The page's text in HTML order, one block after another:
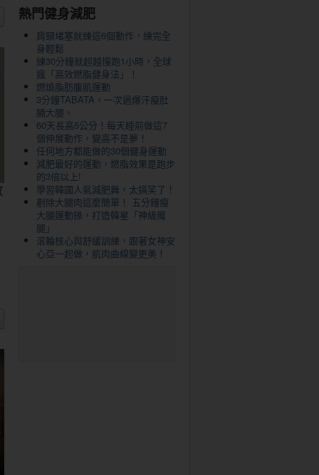
熱門健身減肥
肩頸堵塞就練這6個動作，練完全
身輕鬆
練30分鐘就超越慢跑1小時，全球
瘋「高效燃脂健身法」！
燃燒脂肪腹肌運動
3分鐘TABATA，一次過爆汗瘦肚
腩大腿。
60天長高5公分！每天睡前做這7
個伸展動作，變高不是夢！
任何地方都能做的30個健身運動
減肥最好的運動，燃脂效果是跑步
的3倍以上!
學習韓國人氣減肥舞，太搞笑了！
剷除大腿肉這麼簡單！ 五分鐘瘦
大腿運動操，打造韓星「神級魔
腿」
滾輪核心與舒緩訓練，跟著女神安
心亞一起做，肌肉曲線變更美！